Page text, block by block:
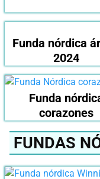
Funda nórdica
2024
Funda
corazones
FUNDAS